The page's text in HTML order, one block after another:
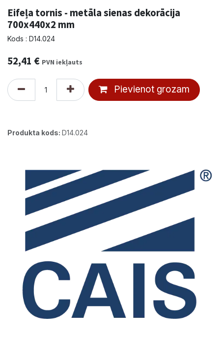
Eifeļa tornis - metāla sienas dekorācija
700x440x2 mm
Kods : D14.024
52,41 € PVN iekļauts
Pievienot grozam
Produkta kods: D14.024